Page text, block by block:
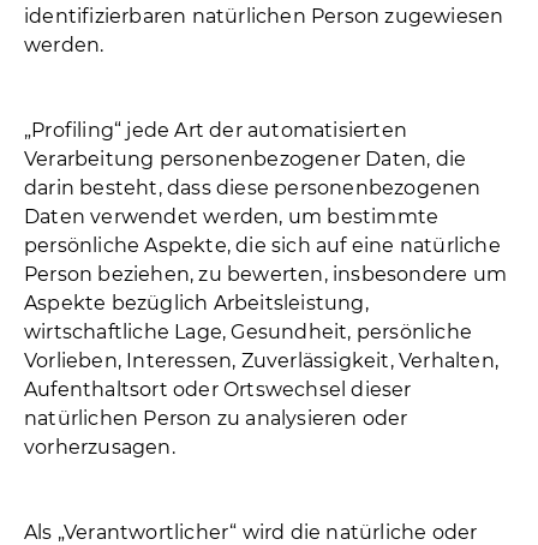
identifizierbaren natürlichen Person zugewiesen
werden.
„Profiling“ jede Art der automatisierten
Verarbeitung personenbezogener Daten, die
darin besteht, dass diese personenbezogenen
Daten verwendet werden, um bestimmte
persönliche Aspekte, die sich auf eine natürliche
Person beziehen, zu bewerten, insbesondere um
Aspekte bezüglich Arbeitsleistung,
wirtschaftliche Lage, Gesundheit, persönliche
Vorlieben, Interessen, Zuverlässigkeit, Verhalten,
Aufenthaltsort oder Ortswechsel dieser
natürlichen Person zu analysieren oder
vorherzusagen.
Als „Verantwortlicher“ wird die natürliche oder